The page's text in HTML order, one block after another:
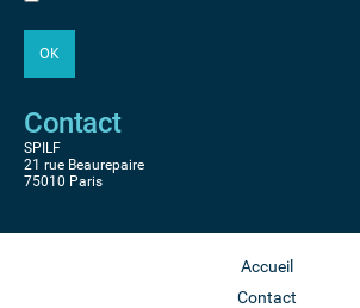
Contact
SPILF
21 rue Beaurepaire
75010 Paris
Accueil
Contact